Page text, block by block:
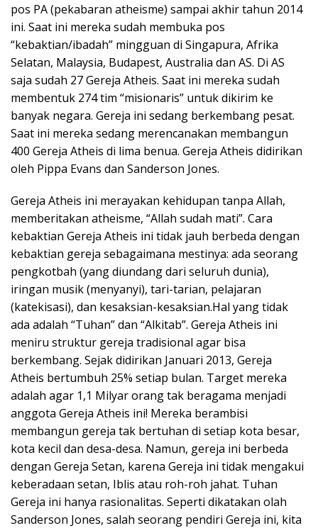
pos PA (pekabaran atheisme) sampai akhir tahun 2014
ini. Saat ini mereka sudah membuka pos
“kebaktian/ibadah” mingguan di Singapura, Afrika
Selatan, Malaysia, Budapest, Australia dan AS. Di AS
saja sudah 27 Gereja Atheis. Saat ini mereka sudah
membentuk 274 tim “misionaris” untuk dikirim ke
banyak negara. Gereja ini sedang berkembang pesat.
Saat ini mereka sedang merencanakan membangun
400 Gereja Atheis di lima benua. Gereja Atheis didirikan
oleh Pippa Evans dan Sanderson Jones.
Gereja Atheis ini merayakan kehidupan tanpa Allah,
memberitakan atheisme, “Allah sudah mati”. Cara
kebaktian Gereja Atheis ini tidak jauh berbeda dengan
kebaktian gereja sebagaimana mestinya: ada seorang
pengkotbah (yang diundang dari seluruh dunia),
iringan musik (menyanyi), tari-tarian, pelajaran
(katekisasi), dan kesaksian-kesaksian.Hal yang tidak
ada adalah “Tuhan” dan “Alkitab”. Gereja Atheis ini
meniru struktur gereja tradisional agar bisa
berkembang. Sejak didirikan Januari 2013, Gereja
Atheis bertumbuh 25% setiap bulan. Target mereka
adalah agar 1,1 Milyar orang tak beragama menjadi
anggota Gereja Atheis ini! Mereka berambisi
membangun gereja tak bertuhan di setiap kota besar,
kota kecil dan desa-desa. Namun, gereja ini berbeda
dengan Gereja Setan, karena Gereja ini tidak mengakui
keberadaan setan, Iblis atau roh-roh jahat. Tuhan
Gereja ini hanya rasionalitas. Seperti dikatakan olah
Sanderson Jones, salah seorang pendiri Gereja ini, kita